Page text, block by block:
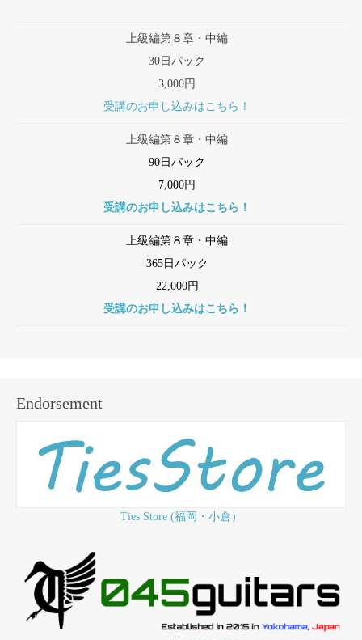
上級編第８章・中編
30日パック
3,000円
受講のお申し込みはこちら！
上級編第８章・中編
90日パック
7,000円
受講のお申し込みはこちら！
上級編第８章・中編
365日パック
22,000円
受講のお申し込みはこちら！
Endorsement
Ties Store (福岡・小倉）